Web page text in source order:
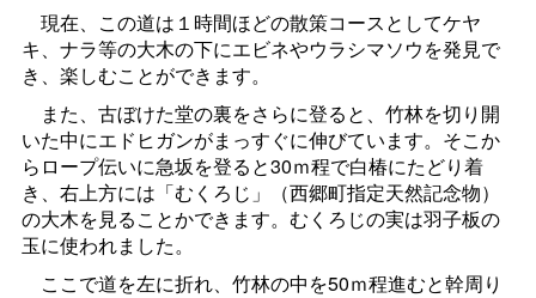
現在、この道は１時間ほどの散策コースとしてケヤ
キ、ナラ等の大木の下にエビネやウラシマソウを発見で
き、楽しむことができます。
また、古ぼけた堂の裏をさらに登ると、竹林を切り開
いた中にエドヒガンがまっすぐに伸びています。そこか
らロープ伝いに急坂を登ると30ｍ程で白椿にたどり着
き、右上方には「むくろじ」（西郷町指定天然記念物）
の大木を見ることかできます。むくろじの実は羽子板の
玉に使われました。
ここで道を左に折れ、竹林の中を50ｍ程進むと幹周り